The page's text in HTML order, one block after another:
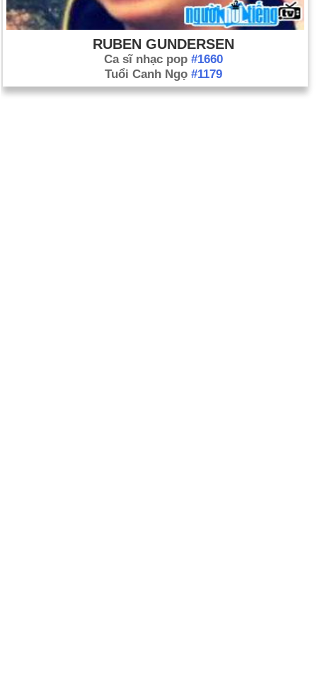
RUBEN GUNDERSEN
Ca sĩ nhạc pop #1660
Tuổi Canh Ngọ #1179